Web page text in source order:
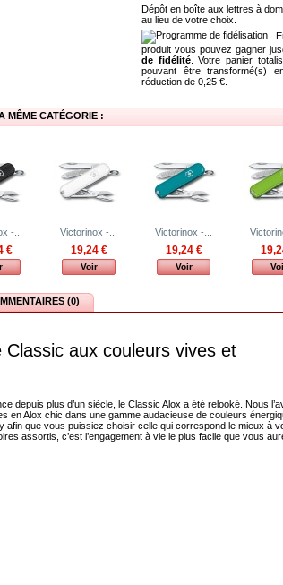
Dépôt en boîte aux lettres à
au lieu de votre choix.
produit vous pouvez gagner
de fidélité. Votre panier
pouvant être transformé(s)
réduction de 0,25 €.
MÊME CATÉGORIE :
-...
€
Victorinox -...
19,24 €
Voir
Victorinox -...
19,24 €
Voir
(0)
Classic aux couleurs vives et
depuis plus d’un siècle, le Classic Alox a été relooké. Nous
en Alox chic dans une gamme audacieuse de couleurs
afin que vous puissiez choisir celle qui correspond le mieux à
assortis, c’est l’engagement à vie le plus facile que vous